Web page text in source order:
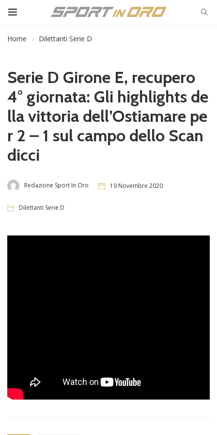
Home Dilettanti Serie D
Serie D Girone E, recupero
4° giornata: Gli highlights de
lla vittoria dell’Ostiamare pe
r 2 – 1 sul campo dello Scan
dicci
Redazione Sport In Oro 19 Novembre 2020
Dilettanti Serie D